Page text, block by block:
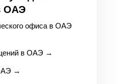
ОАЭ
офиса в ОАЭ
в ОАЭ →
→